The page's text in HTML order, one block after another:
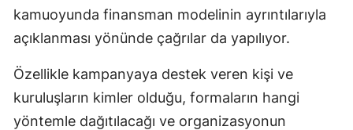
kamuoyunda finansman modelinin ayrıntılarıyla
açıklanması yönünde çağrılar da yapılıyor.
Özellikle kampanyaya destek veren kişi ve
kuruluşların kimler olduğu, formaların hangi
yöntemle dağıtılacağı ve organizasyonun